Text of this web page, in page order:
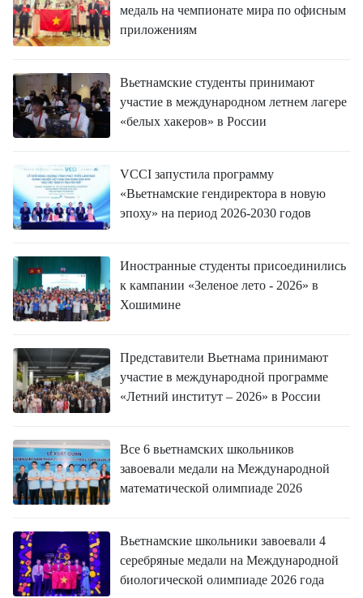
медаль на чемпионате мира по офисным
приложениям
Вьетнамские студенты принимают
участие в международном летнем лагере
«белых хакеров» в России
VCCI запустила программу
«Вьетнамские гендиректора в новую
эпоху» на период 2026-2030 годов
Иностранные студенты присоединились
к кампании «Зеленое лето - 2026» в
Хошимине
Представители Вьетнама принимают
участие в международной программе
«Летний институт – 2026» в России
Все 6 вьетнамских школьников
завоевали медали на Международной
математической олимпиаде 2026
Вьетнамские школьники завоевали 4
серебряные медали на Международной
биологической олимпиаде 2026 года